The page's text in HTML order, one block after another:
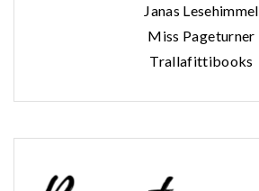
Janas Lesehimmel
Miss Pageturner
Trallafittibooks